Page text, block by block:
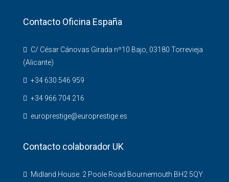
Contacto Oficina España
C/ César Cánovas Girada nº10 Bajo, 03180 Torrevieja
(Alicante)
+34 630 546 959
+34 966 704 216
europrestige@europrestige.es
Contacto colaborador UK
Midland House. 2 Poole Road Bournemouth BH2 5QY